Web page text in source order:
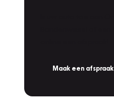
Maak een afspraak